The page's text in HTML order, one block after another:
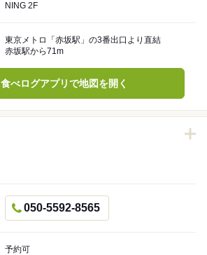
NING 2F
東京メトロ「赤坂駅」の3番出口より直結
赤坂駅から71m
食べログアプリで地図を開く
050-5592-8565
予約可